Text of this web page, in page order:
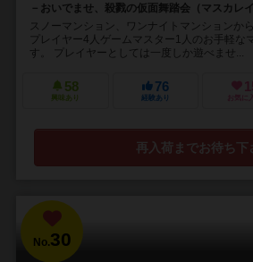
－おいでませ、殺戮の仮面舞踏会（マスカレ
スノーマンション、ワンナイトマンションか
プレイヤー4人ゲームマスター1人のお手軽な
す。 プレイヤーとしては一度しか遊べませ...
58
興味あり
76
経験あり お気に
再入荷までお待ち下
No.30